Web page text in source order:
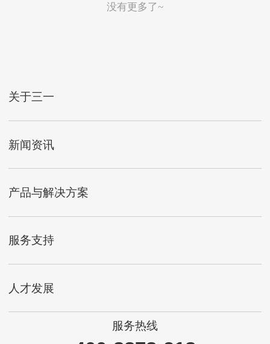
没有更多了~
关于三一
新闻资讯
产品与解决方案
服务支持
人才发展
服务热线